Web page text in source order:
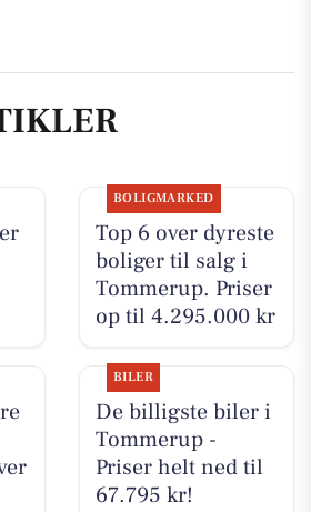
BOLIGMARKED
Top 6 over dyreste
boliger til salg i
Tommerup. Priser
op til 4.295.000 kr
BILER
De billigste biler i
Tommerup -
Priser helt ned til
67.795 kr!